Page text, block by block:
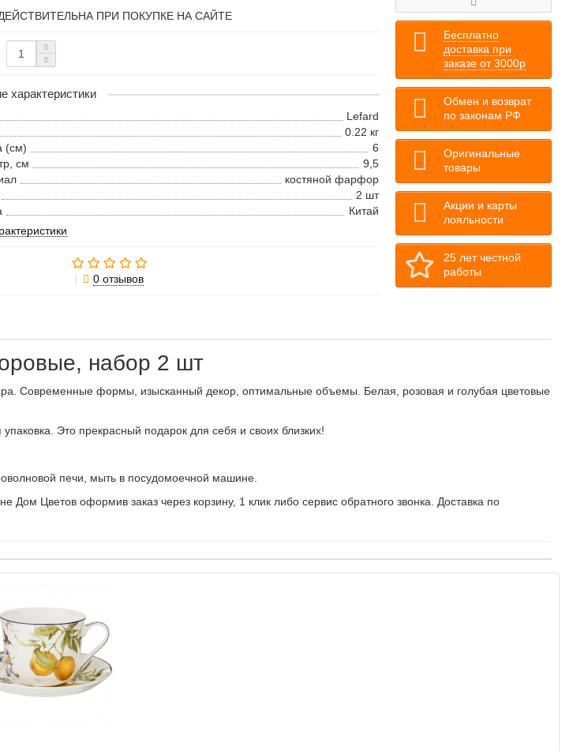
ПРИ ПОКУПКЕ НА САЙТЕ
характеристики
Lefard
0.22 кг
(см)
6
см
9,5
костяной фарфор
2 шт
Китай
0 отзывов
Бесплатно
доставка при
заказе от 3000р
Обмен и возврат
по законам РФ
Оригинальные
товары
Акции и карты
лояльности
25 лет честной
работы
набор 2 шт
Современные формы, изысканный декор, оптимальные объемы. Белая, розовая и голубая цветовые
Это прекрасный подарок для себя и своих близких!
печи, мыть в посудомоечной машине.
Цветов оформив заказ через корзину, 1 клик либо сервис обратного звонка. Доставка по